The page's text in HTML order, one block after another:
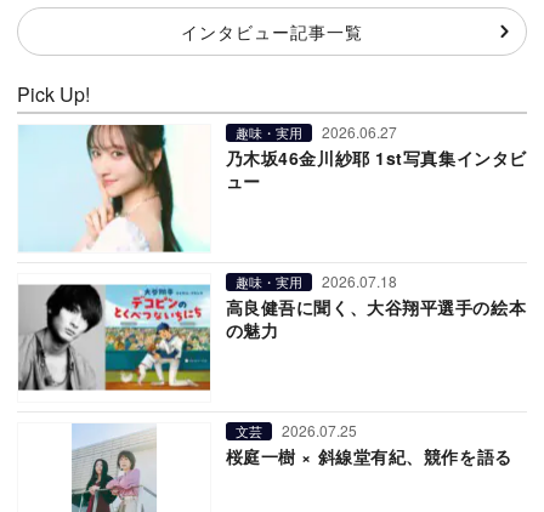
インタビュー記事一覧
Pick Up!
趣味・実用 2026.06.27
乃木坂46金川紗耶 1st写真集インタビ
ュー
趣味・実用 2026.07.18
高良健吾に聞く、大谷翔平選手の絵本
の魅力
文芸 2026.07.25
桜庭一樹 × 斜線堂有紀、競作を語る